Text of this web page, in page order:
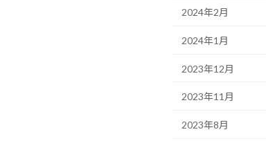
2024年2月
2024年1月
2023年12月
2023年11月
2023年8月